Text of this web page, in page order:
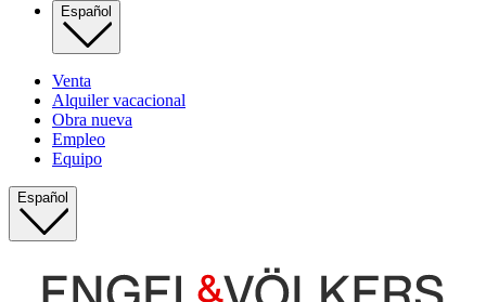
Español
Venta
Alquiler vacacional
Obra nueva
Empleo
Equipo
Español